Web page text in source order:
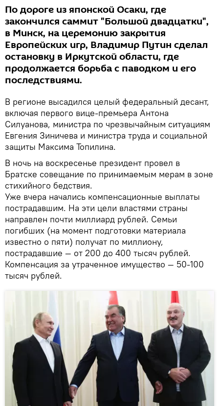
По дороге из японской Осаки, где
закончился саммит "Большой двадцатки",
в Минск, на церемонию закрытия
Европейских игр, Владимир Путин сделал
остановку в Иркутской области, где
продолжается борьба с паводком и его
последствиями.
В регионе высадился целый федеральный десант,
включая первого вице-премьера Антона
Силуанова, министра по чрезвычайным ситуациям
Евгения Зиничева и министра труда и социальной
защиты Максима Топилина.
В ночь на воскресенье президент провел в
Братске совещание по принимаемым мерам в зоне
стихийного бедствия.
Уже вчера начались компенсационные выплаты
пострадавшим. На эти цели властями страны
направлен почти миллиард рублей. Семьи
погибших (на момент подготовки материала
известно о пяти) получат по миллиону,
пострадавшие — от 200 до 400 тысяч рублей.
Компенсация за утраченное имущество — 50-100
тысяч рублей.